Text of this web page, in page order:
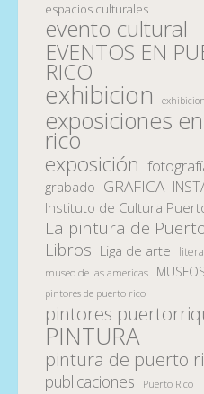
espacios culturales
evento cultural
EVENTOS EN
RICO
exhibicion
exposiciones
rico
exposición
grabado GRAFICA
Instituto de Cultura
La pintura de
Libros Liga de arte
museo de las americas MUSEOS
pintores de puerto rico
pintores
PINTURA
pintura de puerto
publicaciones Puerto Rico